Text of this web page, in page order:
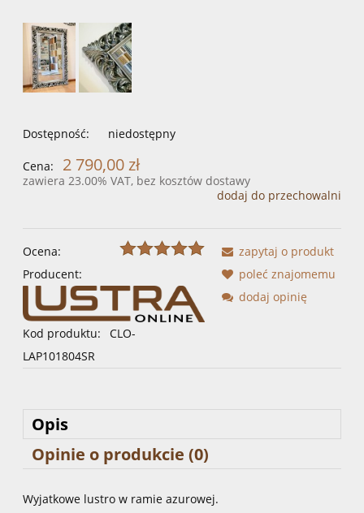
Dostępność: niedostępny
Cena: 2 790,00 zł
zawiera 23.00% VAT, bez kosztów dostawy
dodaj do przechowalni
Ocena:
Producent:
Kod produktu:
CLO-
LAP101804SR
zapytaj o produkt
poleć znajomemu
dodaj opinię
Opis
Opinie o produkcie (0)
Wyjatkowe lustro w ramie azurowej.